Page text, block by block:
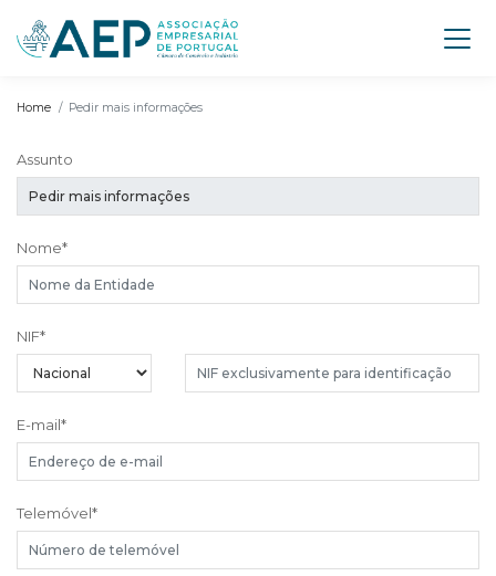
Home Pedir mais informações
Assunto
Nome*
NIF*
E-mail*
Telemóvel*